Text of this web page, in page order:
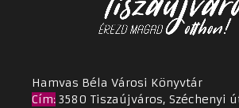
Hamvas Béla Városi Könyvtár
Cím: 3580 Tiszaújváros, Széchenyi